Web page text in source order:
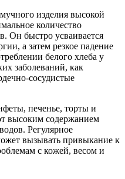
изделия высокой
количество
Он быстро усваивается
а затем резкое падение
белого хлеба у
заболеваний, как
сосудистые
печенье, торты и
высоким содержанием
Регулярное
вызывать привыкание к
с кожей, весом и